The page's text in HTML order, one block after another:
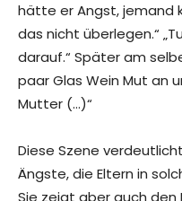
hätte er Angst, jemand
das nicht überlegen.“
darauf.“ Später am
paar Glas Wein Mut an
Mutter (…)“
Diese Szene
Ängste, die Eltern in